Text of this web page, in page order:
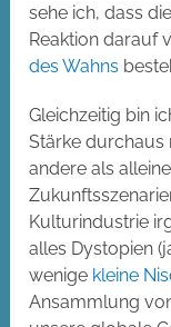
sehe ich, dass
Reaktion darauf
des Wahns
Gleichzeitig bin
Stärke durchaus
andere als
Kulturindustrie
alles Dystopien
wenige kleine
Ansammlung